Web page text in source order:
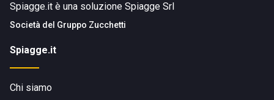
Spiagge.it è una soluzione Spiagge Srl
Società del Gruppo Zucchetti
Spiagge.it
Chi siamo